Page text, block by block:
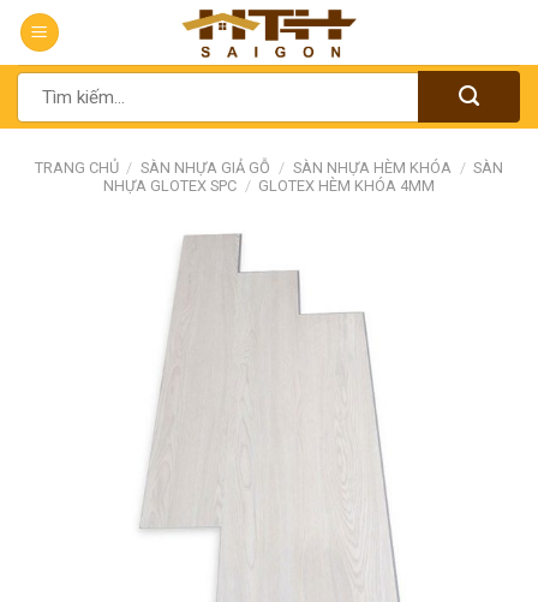
Chuyển
đến
nộiTìm
kiếm:
TRANG CHỦ / SÀN NHỰA GIẢ GỖ / SÀN NHỰA HÈM KHÓA / SÀN
NHỰA GLOTEX SPC / GLOTEX HÈM KHÓA 4MM